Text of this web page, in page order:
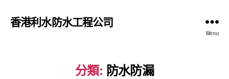
香港利水防水工程公司
Menu
分類: 防水防漏